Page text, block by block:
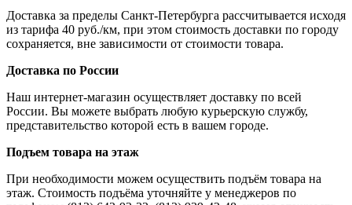
Доставка за пределы Санкт-Петербурга рассчитывается исходя
из тарифа 40 руб./км, при этом стоимость доставки по городу
сохраняется, вне зависимости от стоимости товара.
Доставка по России
Наш интернет-магазин осуществляет доставку по всей
России. Вы можете выбрать любую курьерскую службу,
представительство которой есть в вашем городе.
Подъем товара на этаж
При необходимости можем осуществить подъём товара на
этаж. Стоимость подъёма уточняйте у менеджеров по